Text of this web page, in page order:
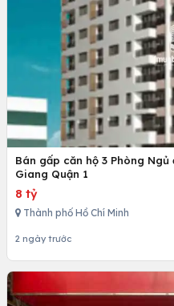
Bán gấp căn hộ 3 Phòng Ngủ
Giang Quận 1
8 tỷ
Thành phố Hồ Chí Minh
2 ngày trước